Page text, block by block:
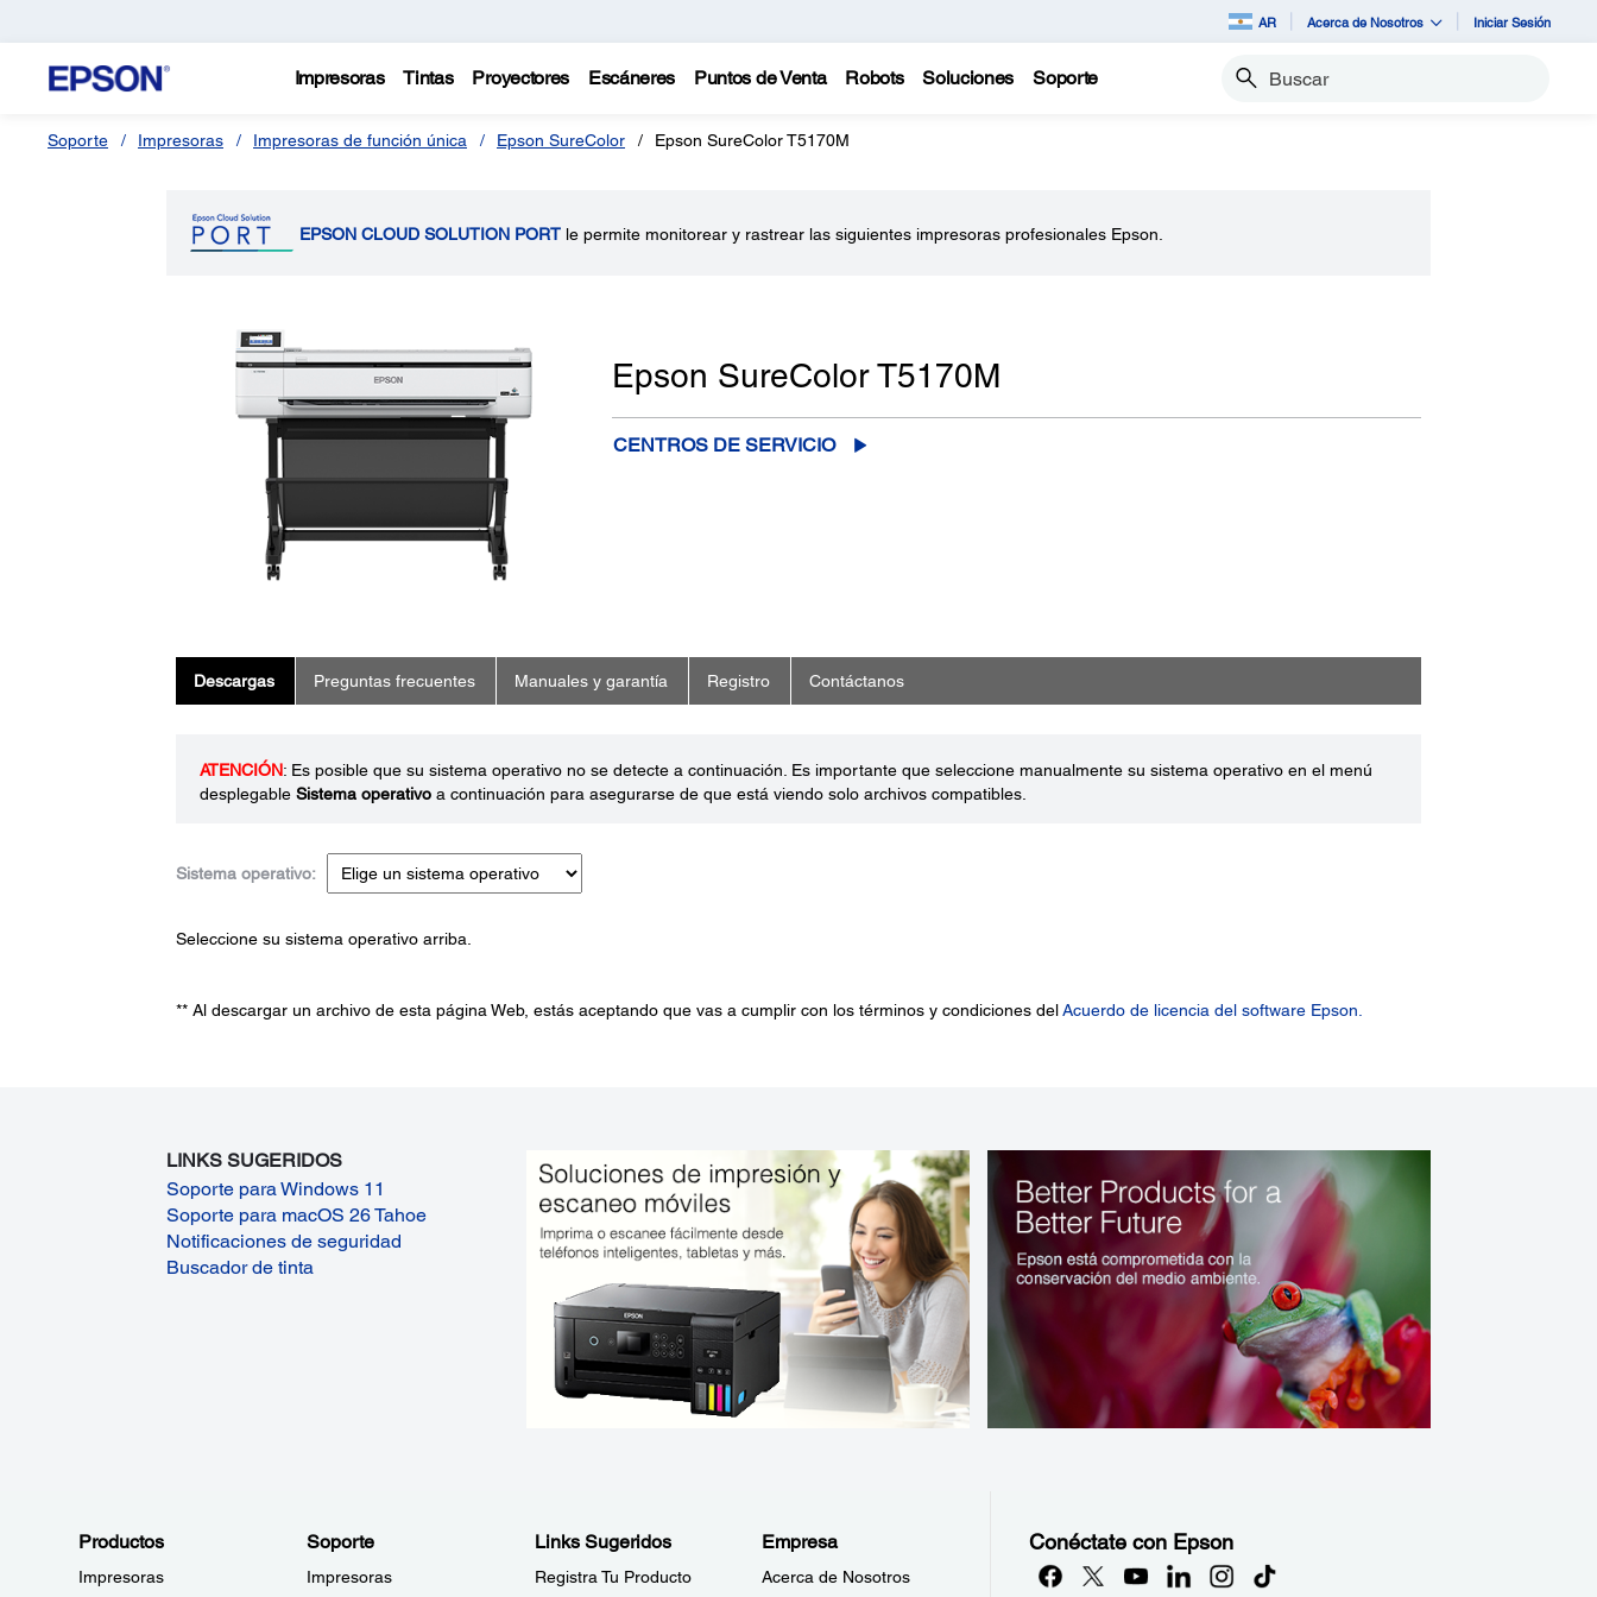
AR Acerca de Nosotros Iniciar Sesión
Impresoras Tintas Proyectores Escáneres Puntos de Venta Robots Soluciones Soporte Buscar
Soporte Impresoras Impresoras de función única Epson SureColor Epson SureColor T5170M
EPSON CLOUD SOLUTION PORT le permite monitorear y rastrear las siguientes impresoras profesionales Epson.
Epson SureColor T5170M
CENTROS DE SERVICIO
Descargas Preguntas frecuentes Manuales y garantía Registro Contáctanos
ATENCIÓN: Es posible que su sistema operativo no se detecte a continuación. Es importante que seleccione manualmente su sistema operativo en el menú
desplegable Sistema operativoa continuación para asegurarse de que está viendo solo archivos compatibles.
Sistema operativo:
Seleccione su sistema operativo arriba.
** Al descargar un archivo de esta página Web, estás aceptando que vas a cumplir con los términos y condiciones delAcuerdo de licencia del software Epson.
LINKS SUGERIDOS
Soporte para Windows 11
Soporte para macOS 26 Tahoe
Notificaciones de seguridad
Buscador de tinta
Productos
Impresoras
Soporte
Impresoras
Links Sugeridos
Registra Tu Producto
Empresa
Acerca de Nosotros
Conéctate con Epson